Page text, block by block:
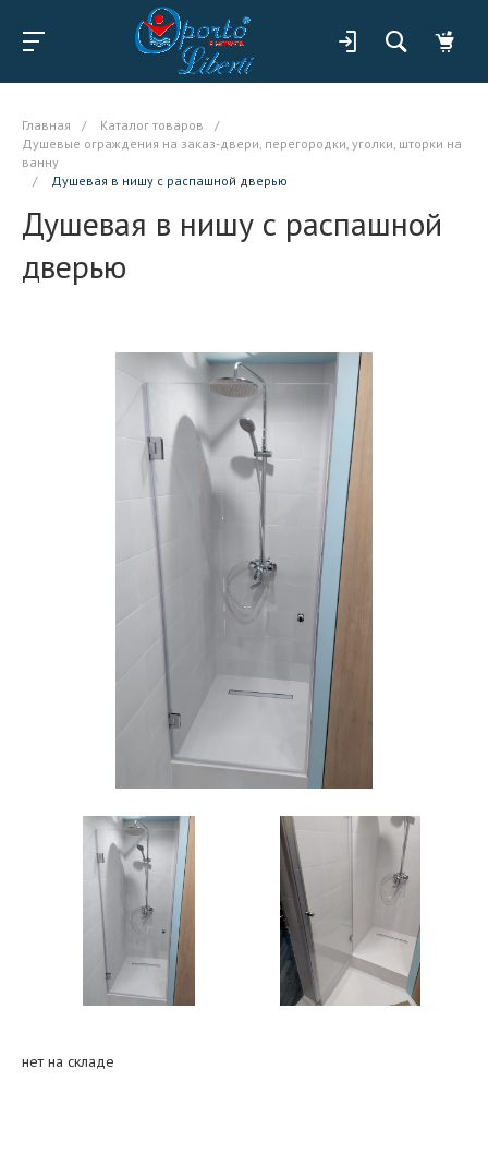
Главная / Каталог товаров
/
Душевые ограждения на заказ-двери, перегородки, уголки, шторки на
ванну
/
Душевая в нишу с распашной дверью
Душевая в нишу с распашной
дверью
нет на складе